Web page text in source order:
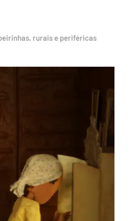
rurais e periféricas